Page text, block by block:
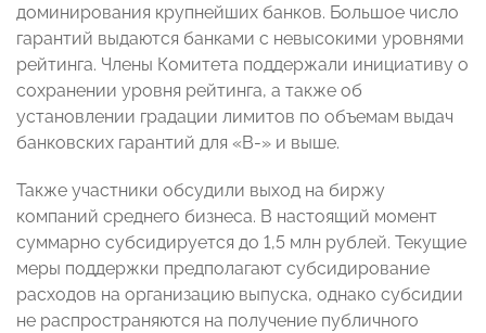
доминирования крупнейших банков. Большое число
гарантий выдаются банками с невысокими уровнями
рейтинга. Члены Комитета поддержали инициативу о
сохранении уровня рейтинга, а также об
установлении градации лимитов по объемам выдач
банковских гарантий для «B-» и выше.
Также участники обсудили выход на биржу
компаний среднего бизнеса. В настоящий момент
суммарно субсидируется до 1,5 млн рублей. Текущие
меры поддержки предполагают субсидирование
расходов на организацию выпуска, однако субсидии
не распространяются на получение публичного